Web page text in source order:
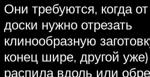
Они требуются, когда
доски нужно отрезать
клинообразную
конец шире, другой
распила вдоль или